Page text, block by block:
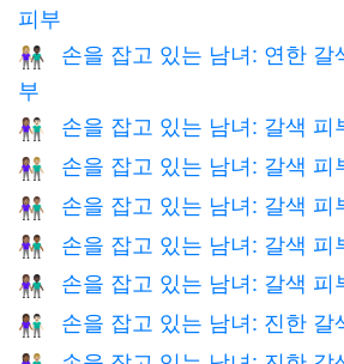
피부
👩🏼‍🤝‍👨🏿
손을 잡고 있는 남녀: 연한 갈
부
👩🏽‍🤝‍👨🏻 손을 잡고 있는 남녀: 갈색 피
👩🏽‍🤝‍👨🏼 손을 잡고 있는 남녀: 갈색 피
👫🏽 손을 잡고 있는 남녀: 갈색 피
👩🏽‍🤝‍👨🏾 손을 잡고 있는 남녀: 갈색 피
👩🏽‍🤝‍👨🏿 손을 잡고 있는 남녀: 갈색 피
👩🏾‍🤝‍👨🏻 손을 잡고 있는 남녀: 진한 갈